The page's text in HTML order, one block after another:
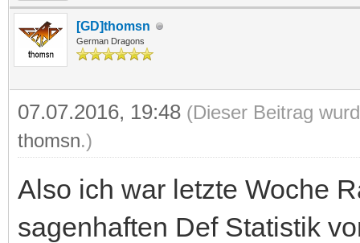
[GD]thomsn
German Dragons
07.07.2016, 19:48 (Dieser Beitrag
thomsn.)
Also ich war letzte Woche
sagenhaften Def Statistik